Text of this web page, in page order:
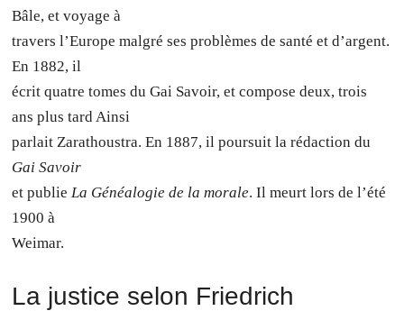
Bâle, et voyage à
travers l’Europe malgré ses problèmes de santé et d’argent.
En 1882, il
écrit quatre tomes du Gai Savoir, et compose deux, trois
ans plus tard Ainsi
parlait Zarathoustra. En 1887, il poursuit la rédaction du
Gai Savoir
et publie La Généalogie de la morale. Il meurt lors de l’été
1900 à
Weimar.
La justice selon Friedrich